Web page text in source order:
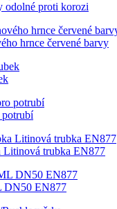
odolné proti korozi
hrnce červené barvy
potrubí
trubka EN877
DN50 EN877